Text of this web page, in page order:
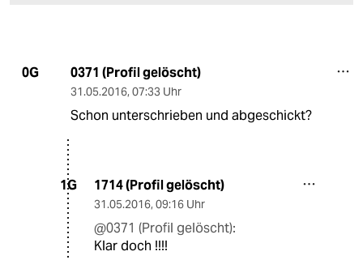
0G 0371 (Profil gelöscht)
31.05.2016, 07:33 Uhr
Schon unterschrieben und abgeschickt?
1G 1714 (Profil gelöscht)
31.05.2016, 09:16 Uhr
@0371 (Profil gelöscht):
Klar doch !!!!